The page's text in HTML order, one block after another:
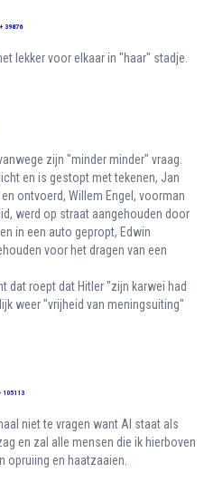
+ 39876
lekker voor elkaar in "haar" stadje.
zijn "minder minder" vraag.
en is gestopt met tekenen, Jan
ontvoerd, Willem Engel, voorman
werd op straat aangehouden door
in een auto gepropt, Edwin
voor het dragen van een
dat roept dat Hitler "zijn karwei had
weer "vrijheid van meningsuiting"
105113
niet te vragen want AI staat als
en zal alle mensen die ik hierboven
opruiing en haatzaaien.